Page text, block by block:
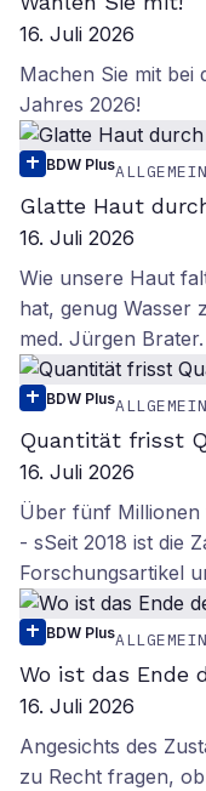
16. Juli 2026
Machen Sie mit bei
Jahres 2026!
BDW PlusALLGEMEIN
Glatte Haut
16. Juli 2026
Wie unsere Haut
hat, genug Wasser
med. Jürgen Brater.
BDW PlusALLGEMEIN
Quantität frisst
16. Juli 2026
Über fünf
- sSeit 2018 ist die
Forschungsartikel
BDW PlusALLGEMEIN
Wo ist das Ende
16. Juli 2026
Angesichts des
zu Recht fragen,